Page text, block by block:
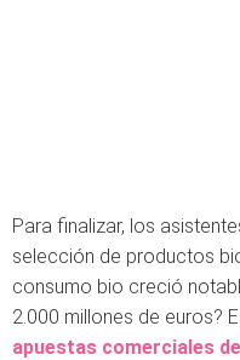
Para finalizar, los
selección de productos
consumo bio creció
2.000 millones de euros?
apuestas comerciales